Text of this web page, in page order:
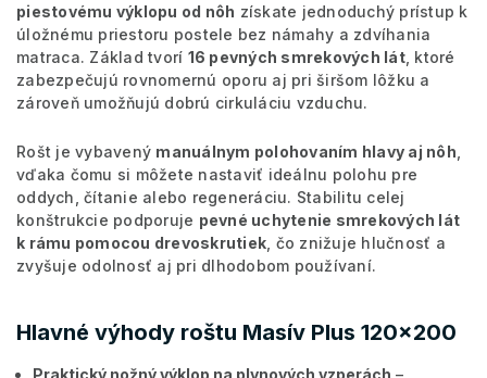
piestovému výklopu od nôh získate jednoduchý prístup k
úložnému priestoru postele bez námahy a zdvíhania
matraca. Základ tvorí 16 pevných smrekových lát, ktoré
zabezpečujú rovnomernú oporu aj pri širšom lôžku a
zároveň umožňujú dobrú cirkuláciu vzduchu.
Rošt je vybavený manuálnym polohovaním hlavy aj nôh
vďaka čomu si môžete nastaviť ideálnu polohu pre
oddych, čítanie alebo regeneráciu. Stabilitu celej
konštrukcie podporuje pevné uchytenie smrekových lát
k rámu pomocou drevoskrutiek , čo znižuje hlučnosť a
zvyšuje odolnosť aj pri dlhodobom používaní.
Hlavné výhody roštu Masív Plus 120x200
Praktický nožný výklop na plynových vzperách –